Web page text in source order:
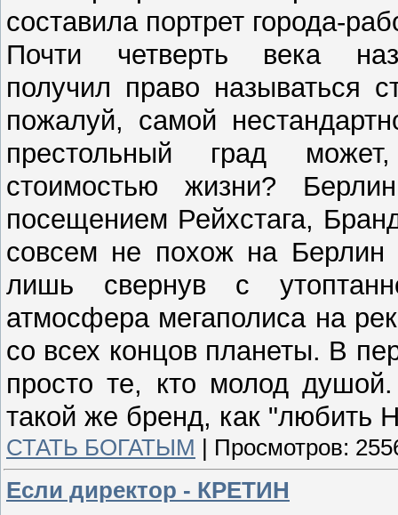
составила портрет города-
Почти четверть века
получил право называться
пожалуй, самой
престольный град
стоимостью жизни?
посещением Рейхстага,
совсем не похож на Берлин
лишь свернув с
атмосфера мегаполиса на
со всех концов планеты. В
просто те, кто молод
такой же бренд, как "любить
СТАТЬ БОГАТЫМ Просмотров:
Если директор - КРЕТИН